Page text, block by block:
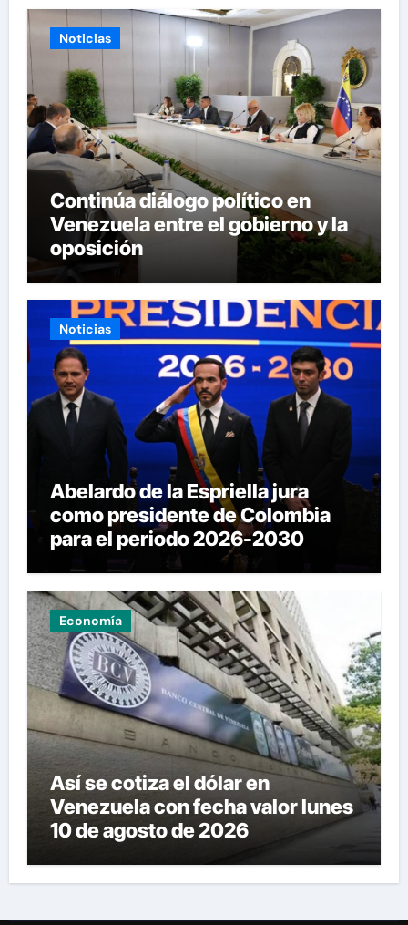
Noticias
Continúa diálogo político en
Venezuela entre el gobierno y la
oposición
Noticias
Abelardo de la Espriella jura
como presidente de Colombia
para el periodo 2026-2030
Economía
Así se cotiza el dólar en
Venezuela con fecha valor lunes
10 de agosto de 2026